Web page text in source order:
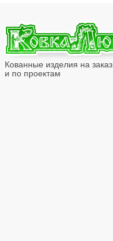
Кованные изделия на заказ
и по проектам